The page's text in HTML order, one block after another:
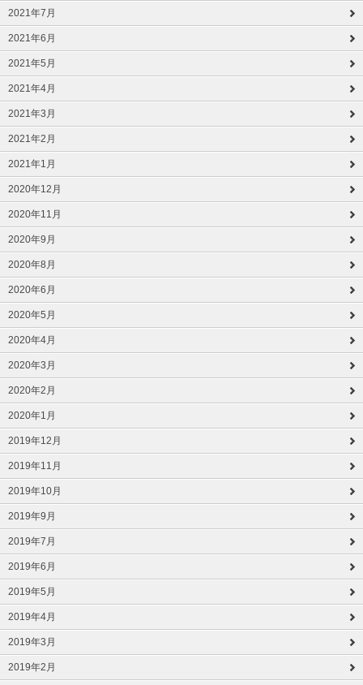
2021年7月
2021年6月
2021年5月
2021年4月
2021年3月
2021年2月
2021年1月
2020年12月
2020年11月
2020年9月
2020年8月
2020年6月
2020年5月
2020年4月
2020年3月
2020年2月
2020年1月
2019年12月
2019年11月
2019年10月
2019年9月
2019年7月
2019年6月
2019年5月
2019年4月
2019年3月
2019年2月